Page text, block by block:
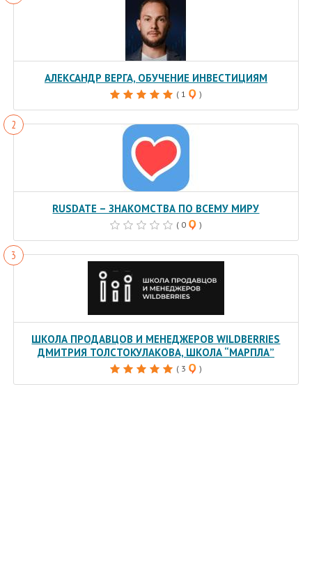
АЛЕКСАНДР ВЕРГА, ОБУЧЕНИЕ ИНВЕСТИЦИЯМ
( 1 )
RUSDATE – ЗНАКОМСТВА ПО ВСЕМУ МИРУ
( 0 )
ШКОЛА ПРОДАВЦОВ И МЕНЕДЖЕРОВ WILDBERRIES
ДМИТРИЯ ТОЛСТОКУЛАКОВА, ШКОЛА “МАРПЛА”
( 3 )